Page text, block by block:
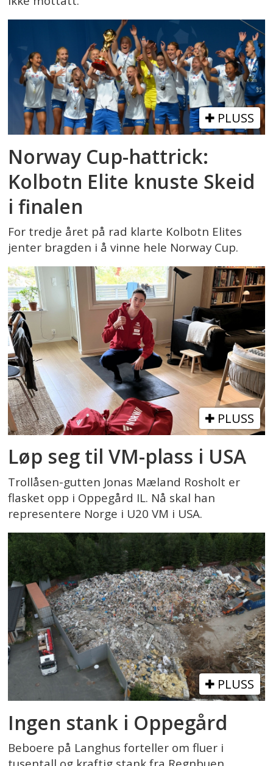
PLUSS
Norway Cup-hattrick:
Kolbotn Elite knuste Skeid
i finalen
For tredje året på rad klarte Kolbotn Elites
jenter bragden i å vinne hele Norway Cup.
PLUSS
Løp seg til VM-plass i USA
Trollåsen-gutten Jonas Mæland Rosholt er
flasket opp i Oppegård IL. Nå skal han
representere Norge i U20 VM i USA.
PLUSS
Ingen stank i Oppegård
Beboere på Langhus forteller om fluer i